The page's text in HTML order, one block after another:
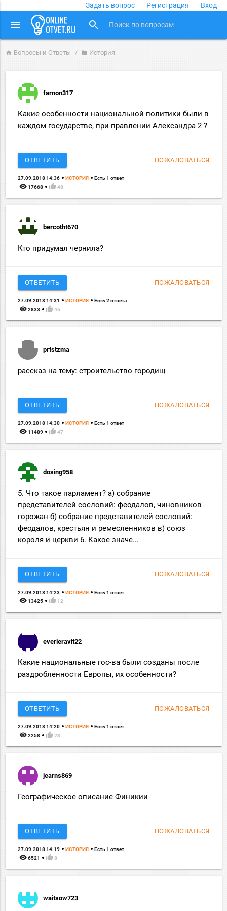
Задать вопрос Регистрация Вход
menu search
home Вопросы и Ответы folder История
farnon317
Какие особенности национальной политики были в
каждом государстве, при правлении Александра 2 ?
ОТВЕТИТЬ ПОЖАЛОВАТЬСЯ
27.09.2018 14:36 ИСТОРИЯ Есть 1 ответ
remove_red_eye 17668 thumb_up 48
bercotht670
Кто придумал чернила?
ОТВЕТИТЬ ПОЖАЛОВАТЬСЯ
27.09.2018 14:31 ИСТОРИЯ Есть 2 ответа
remove_red_eye 2833 thumb_up 46
prtstzma
рассказ на тему: строительство городищ
ОТВЕТИТЬ ПОЖАЛОВАТЬСЯ
27.09.2018 14:30 ИСТОРИЯ Есть 1 ответ
remove_red_eye 11489 thumb_up 47
dosing958
5. Что такое парламент? а) собрание
представителей сословий: феодалов, чиновников
горожан б) собрание представителей сословий:
феодалов, крестьян и ремесленников в) союз
короля и церкви 6. Какое значе...
ОТВЕТИТЬ ПОЖАЛОВАТЬСЯ
27.09.2018 14:23 ИСТОРИЯ Есть 1 ответ
remove_red_eye 13425 thumb_up 12
everieravit22
Какие национальные гос-ва были созданы после
раздробленности Европы, их особенности?
ОТВЕТИТЬ ПОЖАЛОВАТЬСЯ
27.09.2018 14:20 ИСТОРИЯ Есть 1 ответ
remove_red_eye 2258 thumb_up 23
jearns869
Географическое описание Финикии
ОТВЕТИТЬ ПОЖАЛОВАТЬСЯ
27.09.2018 14:19 ИСТОРИЯ Есть 1 ответ
remove_red_eye 6521 thumb_up 8
waitsow723